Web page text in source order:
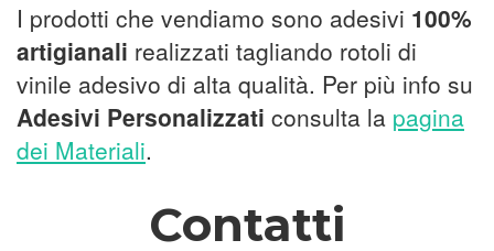
I prodotti che vendiamo sono adesivi 100%
artigianali realizzati tagliando rotoli di
vinile adesivo di alta qualità. Per più info su
Adesivi Personalizzati consulta la pagina
dei Materiali.
Contatti